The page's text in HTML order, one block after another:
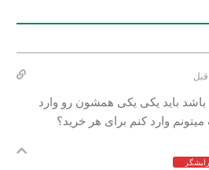
باشد باید یکی یکی همشون رو وارد
وارد کنم برای هر خرید؟